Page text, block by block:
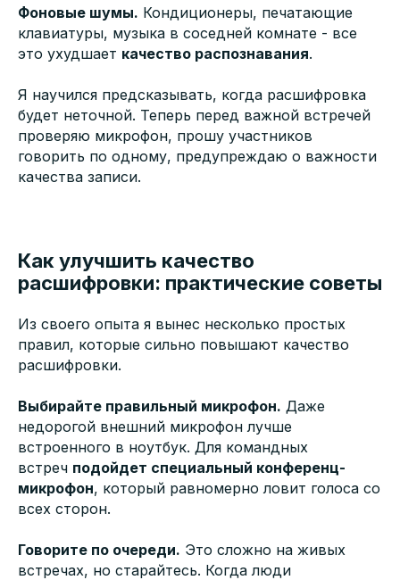
Фоновые шумы. Кондиционеры, печатающие
клавиатуры, музыка в соседней комнате - все
это ухудшает качество распознавания.
Я научился предсказывать, когда расшифровка
будет неточной. Теперь перед важной встречей
проверяю микрофон, прошу участников
говорить по одному, предупреждаю о важности
качества записи.
Как улучшить качество
расшифровки: практические советы
Из своего опыта я вынес несколько простых
правил, которые сильно повышают качество
расшифровки.
Выбирайте правильный микрофон. Даже
недорогой внешний микрофон лучше
встроенного в ноутбук. Для командных
встреч подойдет специальный конференц-
микрофон, который равномерно ловит голоса со
всех сторон.
Говорите по очереди. Это сложно на живых
встречах, но старайтесь. Когда люди